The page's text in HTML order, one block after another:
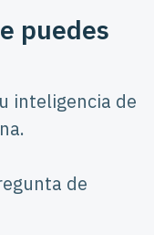
puedes
inteligencia de
de